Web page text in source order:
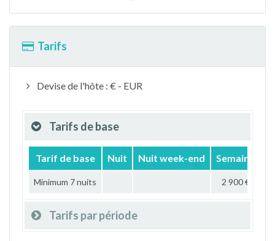
Tarifs
Devise de l'hôte : € - EUR
Tarifs de base
Tarif de base Nuit Nuit week-end Semaine
Minimum 7 nuits 2 900 €
Tarifs par période